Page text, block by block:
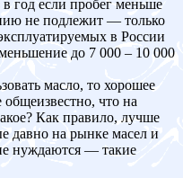
год если пробег меньше
не подлежит — только
в России
до 7 000 – 10 000
масло, то хорошее
что на
Как правило, лучше
давно на рынке масел и
нуждаются — такие